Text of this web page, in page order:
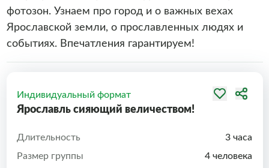
фотозон. Узнаем про город и о важных вехах
Ярославской земли, о прославленных людях и
событиях. Впечатления гарантируем!
Индивидуальный формат
Ярославль сияющий величеством!
Длительность
3 часа
Размер группы
4 человека